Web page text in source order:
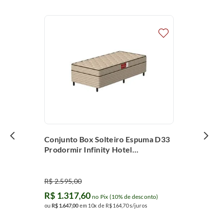
Conjunto Box Solteiro Espuma D33
Prodormir Infinity Hotel
R$2.595,00
R$ 1.317,60 no Pix (10% de desconto)
ou R$ 1.64700 em 10x de R$ 16470s/juros